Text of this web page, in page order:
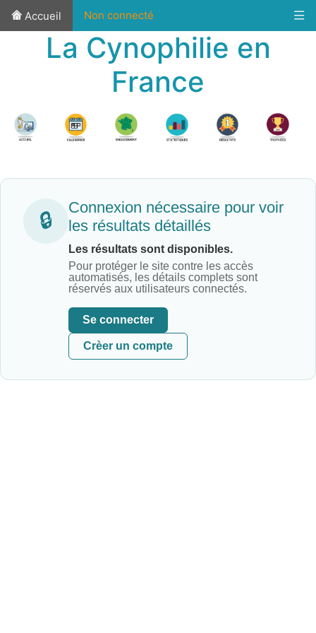
Accueil Non connecté
La Cynophilie en
France
🔒
Connexion nécessaire pour voir
les résultats détaillés
Les résultats sont disponibles.
Pour protéger le site contre les accès
automatisés, les détails complets sont
réservés aux utilisateurs connectés.
Se connecter
Crèer un compte